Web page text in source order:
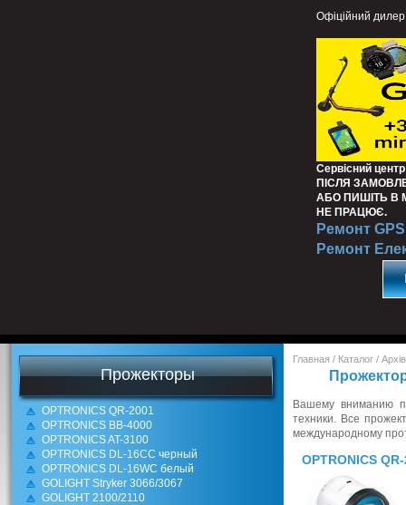
Офіційний дилер
Сервісний
ПІСЛЯ
АБО ПИШІТЬ В
НЕ ПРАЦЮЄ.
Ремонт GPS
Ремонт
Прожекторы
OPTRONICS QR-2001
OPTRONICS BB-4000
OPTRONICS AT-3100
OPTRONICS DL-16CC черный
OPTRONICS DL-16WC белый
GOLIGHT Stryker 3066/3067
GOLIGHT 2100/2110
Главная / Каталог / Архів
Вашему вниманию
техники. Все
международному
OPTRONICS